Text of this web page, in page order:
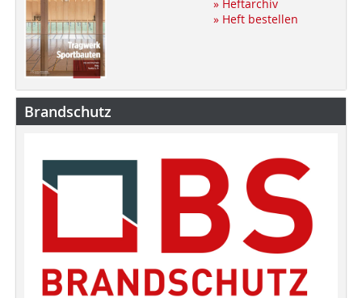
» Heftarchiv
» Heft bestellen
Brandschutz